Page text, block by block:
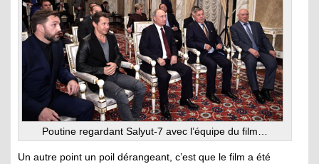
Poutine regardant Salyut-7 avec l’équipe du film…
Un autre point un poil dérangeant, c’est que le film a été